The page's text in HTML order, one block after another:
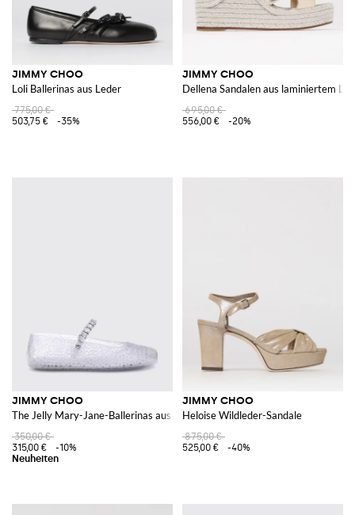
JIMMY CHOO
Loli Ballerinas aus Leder
775,00 €
503,75 €
-35%
JIMMY CHOO
Dellena Sandalen aus laminiertem
695,00 €
556,00 €
-20%
JIMMY CHOO
The Jelly Mary-Jane-Ballerinas aus transparentem PVC mit Kristallen
350,00 €
315,00 €
-10%
JIMMY CHOO
Heloise Wildleder-Sandale
875,00 €
525,00 €
-40%